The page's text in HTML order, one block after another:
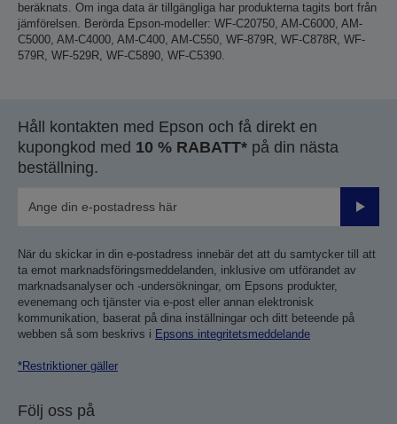
beräknats. Om inga data är tillgängliga har produkterna tagits bort från
jämförelsen. Berörda Epson-modeller: WF-C20750, AM-C6000, AM-
C5000, AM-C4000, AM-C400, AM-C550, WF-879R, WF-C878R, WF-
579R, WF-529R, WF-C5890, WF-C5390.
Håll kontakten med Epson och få direkt en
kupongkod med 10 % RABATT* på din nästa
beställning.
Skicka
När du skickar in din e-postadress innebär det att du samtycker till att
ta emot marknadsföringsmeddelanden, inklusive om utförandet av
marknadsanalyser och -undersökningar, om Epsons produkter,
evenemang och tjänster via e-post eller annan elektronisk
kommunikation, baserat på dina inställningar och ditt beteende på
webben så som beskrivs i Epsons integritetsmeddelande
*Restriktioner gäller
Följ oss på